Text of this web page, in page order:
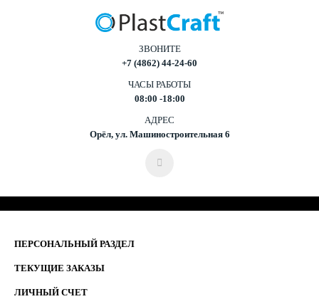
ЗВОНИТЕ
+7 (4862) 44-24-60
ЧАСЫ РАБОТЫ
08:00 -18:00
АДРЕС
Орёл, ул. Машиностроительная 6
ПЕРСОНАЛЬНЫЙ РАЗДЕЛ
ТЕКУЩИЕ ЗАКАЗЫ
ЛИЧНЫЙ СЧЕТ